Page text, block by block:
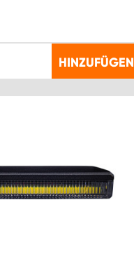
HINZUFÜGEN